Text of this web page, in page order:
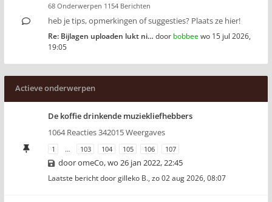
68 Onderwerpen 1154 Berichten
heb je tips, opmerkingen of suggesties? Plaats ze hier!
Re: Bijlagen uploaden lukt ni… door bobbeewo 15 jul 2026,
19:05
Actieve onderwerpen
De koffie drinkende muziekliefhebbers
1064 Reacties 342015 Weergaves
1 … 103 104 105 106 107
dooromeCo,wo 26 jan 2022, 22:45
Laatste bericht doorgilleko B., zo 02 aug 2026, 08:07